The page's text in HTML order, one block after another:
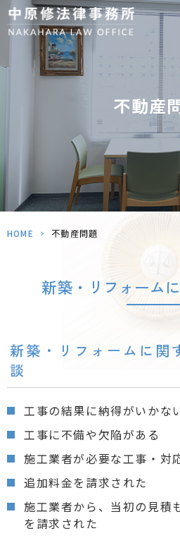
不動産
HOME > 不動産問題
新築・リフォーム
新築・リフォームに関
談
工事の結果に納得がいかな
工事に不備や欠陥がある
施工業者が必要な工事・対
追加料金を請求された
施工業者から、当初の見積
を請求された